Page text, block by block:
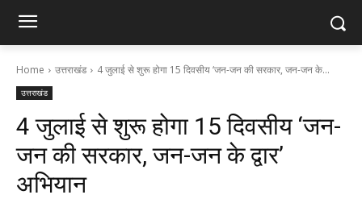
Home उत्तराखंड 4 जुलाई से शुरू होगा 15 दिवसीय ‘जन-जन की सरकार, जन-जन के...
उत्तराखंड
4 जुलाई से शुरू होगा 15 दिवसीय ‘जन-
जन की सरकार, जन-जन के द्वार’
अभियान